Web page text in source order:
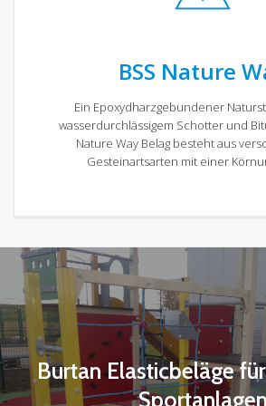
BSS Nature
Ein Epoxydharzgebundener
wasserdurchlässigem Schotter und
Nature Way Belag besteht aus
Gesteinartsarten mit einer
Burtan Elasticbeläge